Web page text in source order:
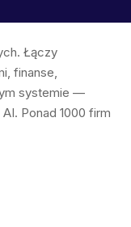
Łączy
finanse,
systemie —
Ponad 1000 firm